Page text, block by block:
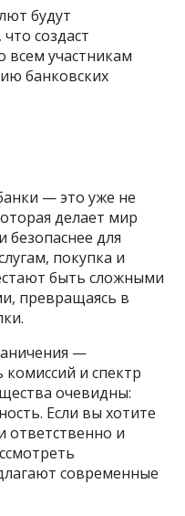
будут
создаст
всем участникам
банковских
— это уже не
делает мир
безопаснее для
покупка и
быть сложными
превращаясь в
—
и спектр
очевидны:
Если вы хотите
ответственно и
современные